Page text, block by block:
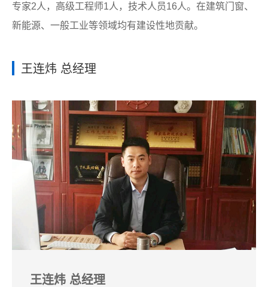
专家2人，高级工程师1人，技术人员16人。在建筑门窗、
新能源、一般工业等领域均有建设性地贡献。
王连炜 总经理
王连炜 总经理